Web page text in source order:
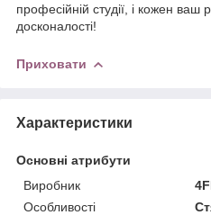
професійній студії, і кожен ваш
досконалості!
Приховати
Характеристики
Основні атрибути
Виробник
Особливості